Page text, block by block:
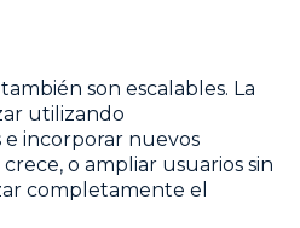
son escalables. La
utilizando
e incorporar nuevos
o ampliar usuarios sin
completamente el